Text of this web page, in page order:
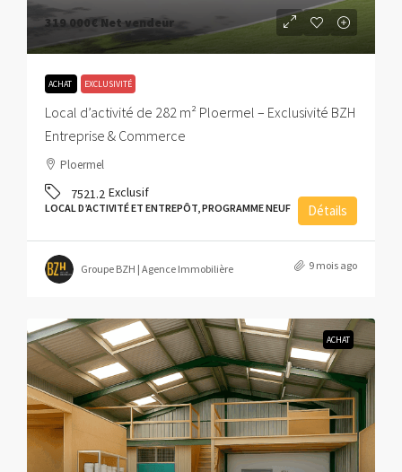
319 000€ Net vendeur
ACHAT EXCLUSIVITÉ
Local d’activité de 282 m² Ploermel – Exclusivité BZH
Entreprise & Commerce
Ploermel
7521.2 Exclusif
LOCAL D’ACTIVITÉ ET ENTREPÔT, PROGRAMME NEUF Détails
Groupe BZH | Agence Immobilière 9 mois ago
ACHAT